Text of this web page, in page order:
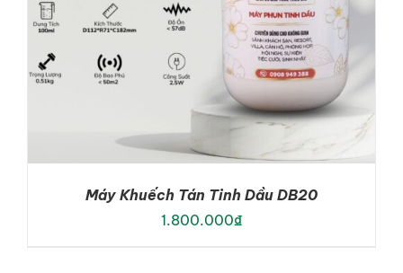
Máy Khuếch Tán Tinh Dầu DB20
1.800.000₫